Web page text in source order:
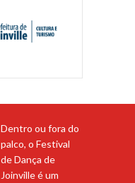
Dentro ou fora do
palco, o Festival
de Dança de
Joinville é um